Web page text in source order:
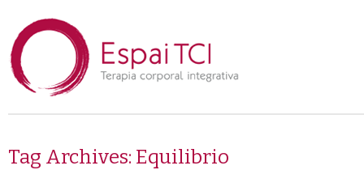
Tag Archives: Equilibrio